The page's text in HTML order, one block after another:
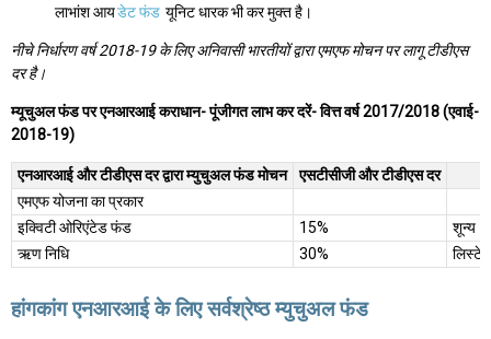
लाभांश आयडेट फंड यूनिट धारक भी कर मुक्त है।
नीचे निर्धारण वर्ष 2018-19 के लिए अनिवासी भारतीयों द्वारा एमएफ मोचन पर लागू टीडीएस
दर है।
म्यूचुअल फंड पर एनआरआई कराधान- पूंजीगत लाभ कर दरें- वित्त वर्ष 2017/2018 (एवाई-
2018-19)
एनआरआई और टीडीएस दर द्वारा म्युचुअल फंड मोचन
एसटीसीजी और टीडीएस दर
एमएफ योजना का प्रकार
इक्विटी ओरिएंटेड फंड
15%
शून्य
ऋण निधि
30%
हांगकांग एनआरआई के लिए सर्वश्रेष्ठ म्युचुअल फंड